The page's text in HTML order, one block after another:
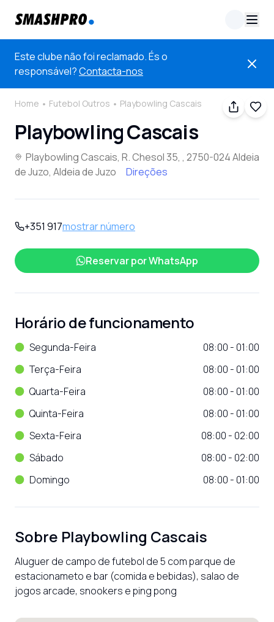
Este clube não foi reclamado. És o
responsável?Contacta-nos
Home Futebol Outros Playbowling Cascais
Playbowling Cascais
Playbowling Cascais, R. Chesol 35, , 2750-024 Aldeia
de Juzo, Aldeia de Juzo
Direções
+351 917mostrar número
Reservar porWhatsApp
Horário de funcionamento
Segunda-Feira
08:00 - 01:00
Terça-Feira
08:00 - 01:00
Quarta-Feira
08:00 - 01:00
Quinta-Feira
08:00 - 01:00
Sexta-Feira
08:00 - 02:00
Sábado
08:00 - 02:00
Domingo
08:00 - 01:00
Sobre Playbowling Cascais
Aluguer de campo de futebol de 5 com parque de
estacionameto e bar (comida e bebidas), salao de
jogos arcade, snookers e ping pong